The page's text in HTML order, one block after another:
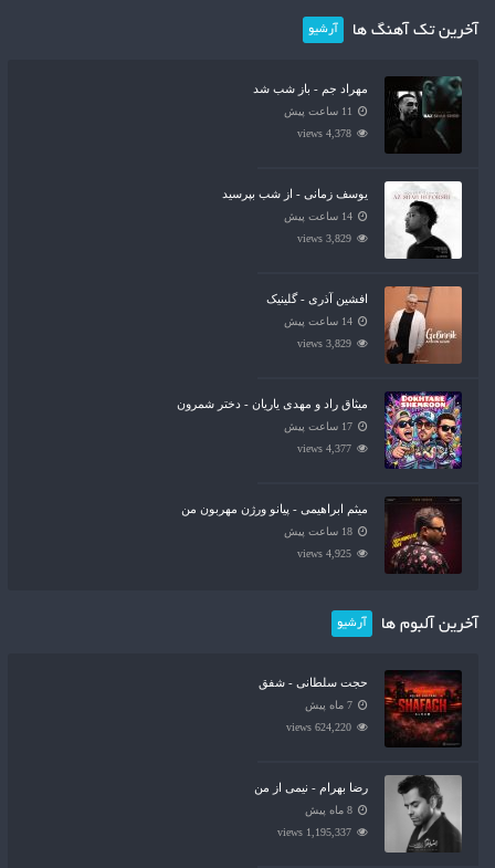
آخرین تک آهنگ ها آرشیو
مهراد جم - باز شب شد
11 ساعت پیش
4,378 views
یوسف زمانی - از شب بپرسید
14 ساعت پیش
3,829 views
افشین آذری - گلینیک
14 ساعت پیش
3,829 views
میثاق راد و مهدی یاریان - دختر شمرون
17 ساعت پیش
4,377 views
میثم ابراهیمی - پیانو ورژن مهربون من
18 ساعت پیش
4,925 views
آخرین آلبوم ها آرشیو
حجت سلطانی - شفق
7 ماه پیش
624,220 views
رضا بهرام - نیمی از من
8 ماه پیش
1,195,337 views